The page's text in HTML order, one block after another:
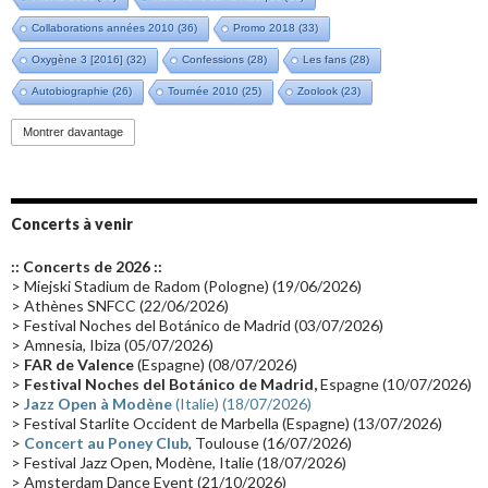
Collaborations années 2010 (36) Promo 2018 (33)
Oxygène 3 [2016] (32) Confessions (28) Les fans (28)
Autobiographie (26) Tournée 2010 (25) Zoolook (23)
Promo 2019(23)
Groupe de Recherche Musicale
Passages radio Vidéo Jarrecast (16) Synthé 80's
Les concerts en Chine(16) Cinéma
Synthé Roland(15) Belgique(15)
(14) Astronomie (14)
Tournée 2025(14) 2024(14) Chine(13)
Montrer davantage
Concerts à venir
:: Concerts de 2026 ::
> Miejski Stadium de Radom (Pologne) (19/06/2026)
> Athènes SNFCC (22/06/2026)
> Festival Noches del Botánico de Madrid (03/07/2026)
> Amnesia, Ibiza (05/07/2026)
> FAR de Valence(Espagne) (08/07/2026)
> Festival Noches del Botánico de Madrid,Espagne (10/07/2026)
> Jazz Open à Modène(Italie) (18/07/2026)
> Festival Starlite Occident de Marbella (Espagne) (13/07/2026)
> Concert au Poney Club, Toulouse (16/07/2026)
> Festival Jazz Open, Modène, Italie (18/07/2026)
> Amsterdam Dance Event (21/10/2026)